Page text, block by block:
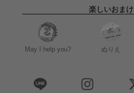
楽しいおまけ
May I help you? ぬりえ